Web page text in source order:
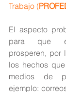
Trabajo (
El aspecto
para que
prosperen, por
los hechos
medios de
ejemplo: